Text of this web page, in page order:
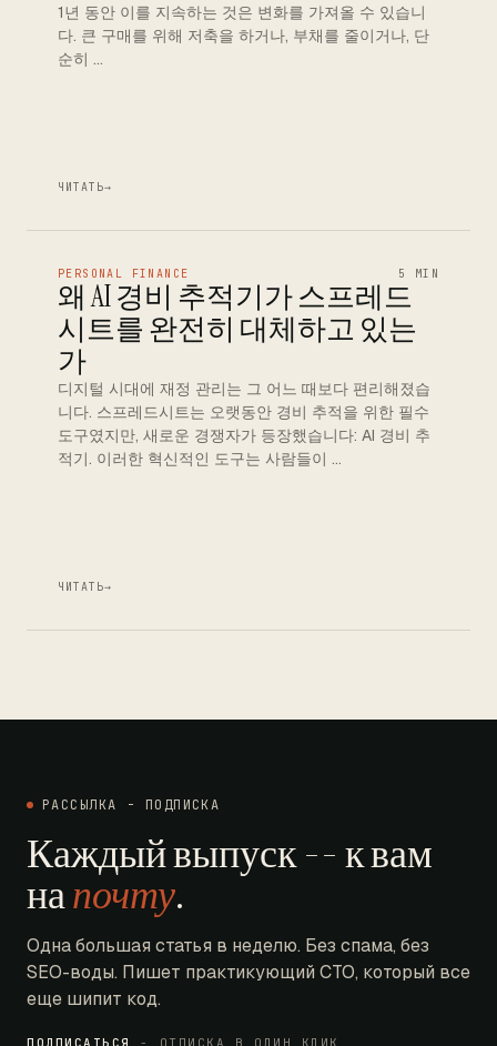
1년 동안 이를 지속하는 것은 변화를 가져올 수 있습니
다. 큰 구매를 위해 저축을 하거나, 부채를 줄이거나, 단
순히 …
ЧИТАТЬ→
PERSONAL FINANCE 5 MIN
왜 AI 경비 추적기가 스프레드
시트를 완전히 대체하고 있는
가
디지털 시대에 재정 관리는 그 어느 때보다 편리해졌습
니다. 스프레드시트는 오랫동안 경비 추적을 위한 필수
도구였지만, 새로운 경쟁자가 등장했습니다: AI 경비 추
적기. 이러한 혁신적인 도구는 사람들이 …
ЧИТАТЬ→
РАССЫЛКА - ПОДПИСКА
Каждый выпуск -- к вам
напочту.
Одна большая статья в неделю. Без спама, без
SEO-воды. Пишет практикующий CTO, который все
еще шипит код.
ПОДПИСАТЬСЯ - ОТПИСКА В ОДИН КЛИК